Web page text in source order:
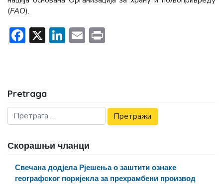
(FАО).
Facebook
X LinkedIn
Email
Pretraga
Скорашњи чланци
Свечана додјела Рјешења о заштити ознаке
географског поријекла за прехрамбени производ